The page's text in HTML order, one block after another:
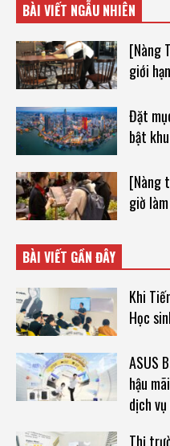
BÀI VIẾT NGẪU NHIÊN
[Nàng
giới
Đặt
bật
[Nàng
giờ
BÀI VIẾT GẦN ĐÂY
Khi
Học
ASUS
hậu
dịch
Thị